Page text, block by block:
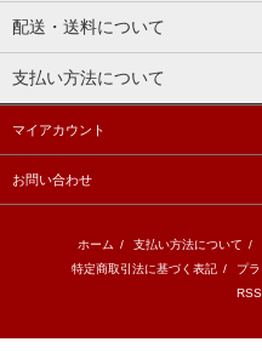
配送・送料について
支払い方法について
マイアカウント
お問い合わせ
ホーム / 支払い方法について /
特定商取引法に基づく表記 / プ
RSS